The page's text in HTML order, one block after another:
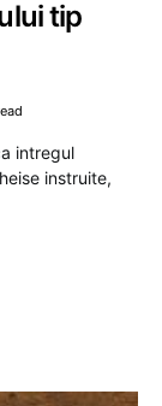
tip
intregul
instruite,